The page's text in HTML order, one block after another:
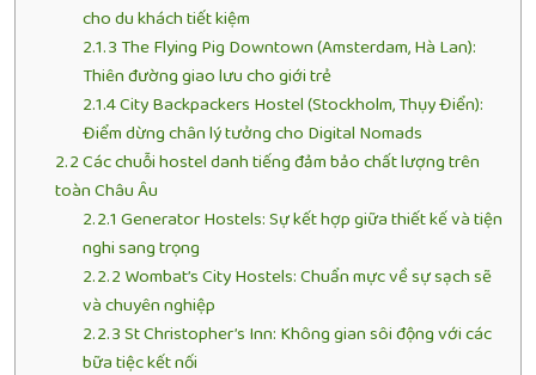
cho du khách tiết kiệm
2.1.3The Flying Pig Downtown (Amsterdam, Hà Lan):
Thiên đường giao lưu cho giới trẻ
2.1.4City Backpackers Hostel (Stockholm, Thụy Điển):
Điểm dừng chân lý tưởng cho Digital Nomads
2.2Các chuỗi hostel danh tiếng đảm bảo chất lượng trên
toàn Châu Âu
2.2.1 Generator Hostels: Sự kết hợp giữa thiết kế và tiện
nghi sang trọng
2.2.2 Wombat’s City Hostels: Chuẩn mực về sự sạch sẽ
và chuyên nghiệp
2.2.3St Christopher’s Inn: Không gian sôi động với các
bữa tiệc kết nối